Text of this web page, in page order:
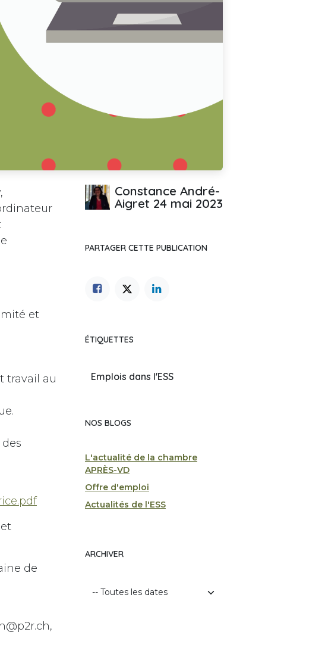
et
travail au
de
Constance André-
Aigret 24 mai 2023
PARTAGER CETTE PUBLICATION
ÉTIQUETTES
Emplois dans l'ESS
NOS BLOGS
L'actualité de la chambre
APRÈS-VD
Offre d'emploi
Actualités de l'ESS
ARCHIVER